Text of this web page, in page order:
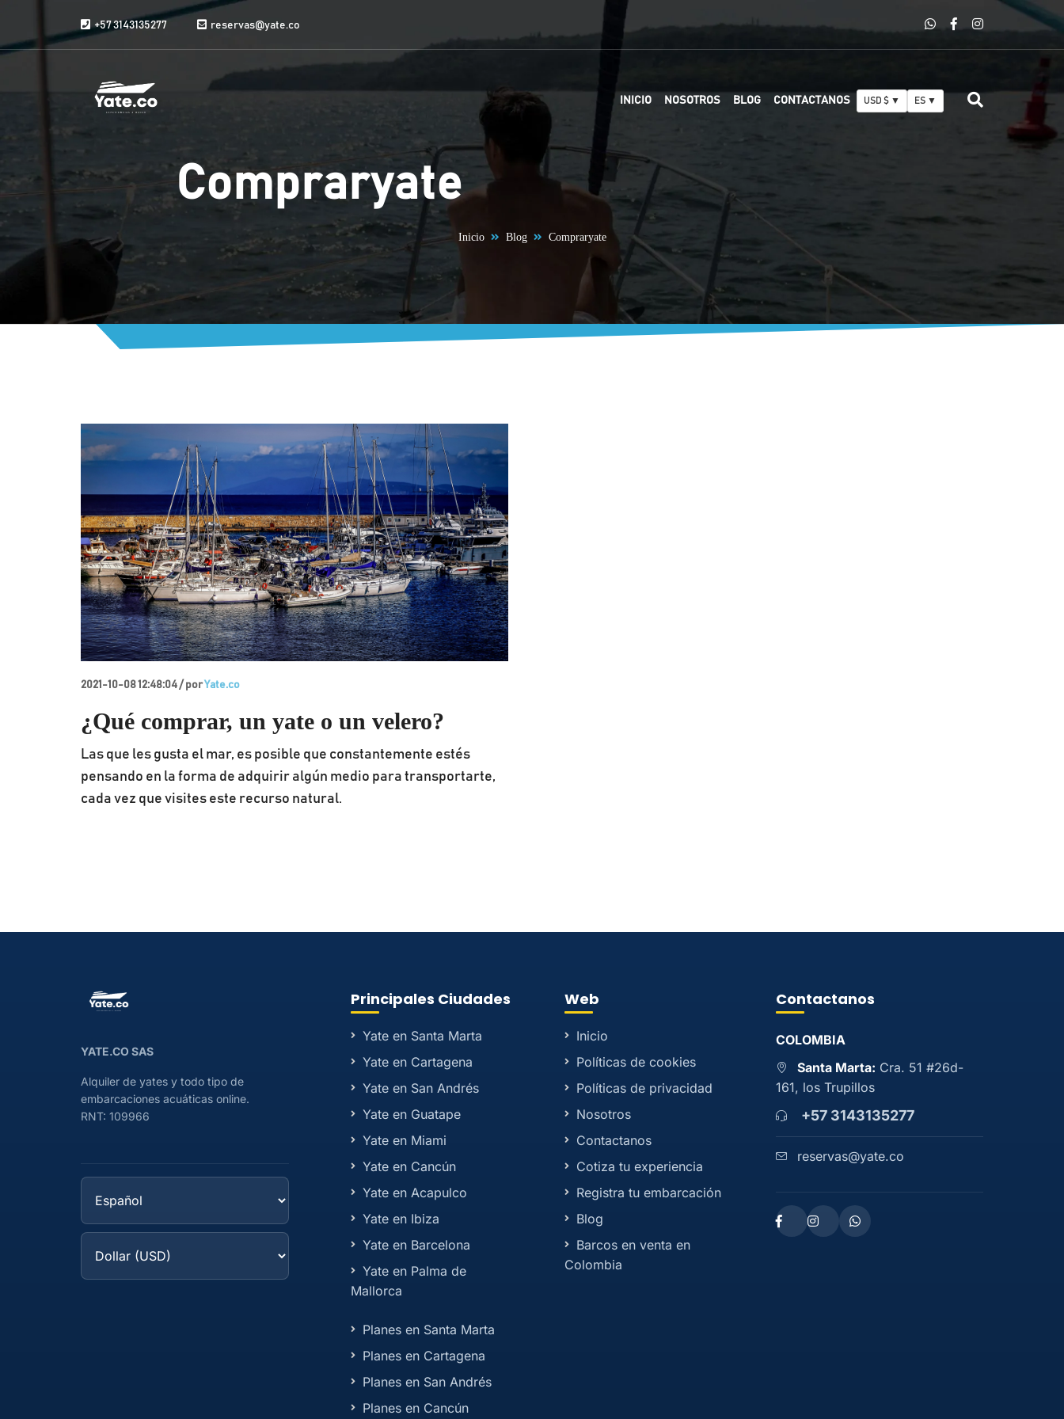
+57 3143135277 reservas@yate.co
INICIO NOSOTROS BLOG CONTACTANOS USD $ ▼ ES ▼
Compraryate
Inicio Blog Compraryate
2021-10-08 12:48:04 / porYate.co
¿Qué comprar, un yate o un velero?
Las que les gusta el mar, es posible que constantemente estés
pensando en la forma de adquirir algún medio para transportarte,
cada vez que visites este recurso natural.
YATE.CO SAS
Alquiler de yates y todo tipo de
embarcaciones acuáticas online.
RNT: 109966
Principales Ciudades
Yate en Santa Marta
Yate en Cartagena
Yate en San Andrés
Yate en Guatape
Yate en Miami
Yate en Cancún
Yate en Acapulco
Yate en Ibiza
Yate en Barcelona
Yate en Palma de
Mallorca
Planes en Santa Marta
Planes en Cartagena
Planes en San Andrés
Planes en Cancún
Web
Inicio
Políticas de cookies
Políticas de privacidad
Nosotros
Contactanos
Cotiza tu experiencia
Registra tu embarcación
Blog
Barcos en venta en
Colombia
Contactanos
COLOMBIA
Santa Marta: Cra. 51 #26d-
161, los Trupillos
+57 3143135277
reservas@yate.co